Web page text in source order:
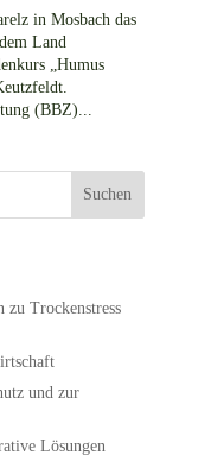
in Mosbach das
Land
„Humus
(BBZ)...
Suchen
Trockenstress
und zur
Lösungen